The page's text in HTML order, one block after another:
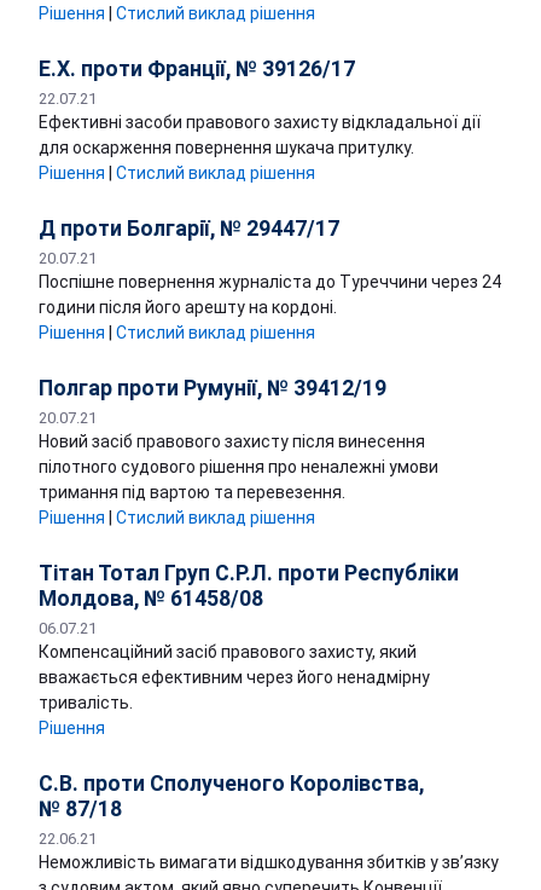
Рішення
Стислий виклад рішення
Е.Х. проти Франції, № 39126/17
22.07.21
Ефективні засоби правового захисту відкладальної дії
для оскарження повернення шукача притулку.
Рішення
Стислий виклад рішення
Д проти Болгарії, № 29447/17
20.07.21
Поспішне повернення журналіста до Туреччини через 24
години після його арешту на кордоні.
Рішення
Стислий виклад рішення
Полгар проти Румунії, № 39412/19
20.07.21
Новий засіб правового захисту після винесення
пілотного судового рішення про неналежні умови
тримання під вартою та перевезення. ​​​
Рішення
Стислий виклад рішення
Тітан Тотал Груп С.Р.Л. проти Республіки
Молдова, № 61458/08
06.07.21
Компенсаційний засіб правового захисту, який
вважається ефективним через його ненадмірну
тривалість.
Рішення
С.В. проти Сполученого Королівства,
№ 87/18
22.06.21
Неможливість вимагати відшкодування збитків у зв’язку